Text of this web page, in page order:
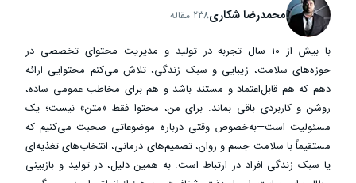
محمدرضا شکاری238 مقاله
با بیش از ۱۰ سال تجربه در تولید و مدیریت محتوای تخصصی در
حوزه‌های سلامت، زیبایی و سبک زندگی، تلاش می‌کنم محتوایی ارائه
دهم که هم قابل‌اعتماد و مستند باشد و هم برای مخاطب عمومی ساده،
روشن و کاربردی باقی بماند. برای من، محتوا فقط «متن» نیست؛ یک
مسئولیت است—به‌خصوص وقتی درباره موضوعاتی صحبت می‌کنیم که
مستقیماً با سلامت جسم و روان، تصمیم‌های درمانی، انتخاب‌های تغذیه‌ای
یا سبک زندگی افراد در ارتباط است. به همین دلیل، در تولید و بازبینی